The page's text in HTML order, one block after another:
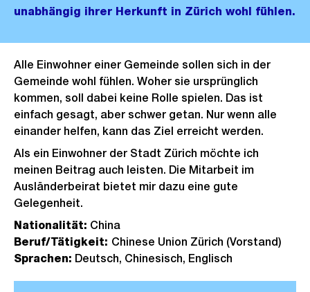
unabhängig ihrer Herkunft in Zürich wohl fühlen.
Alle Einwohner einer Gemeinde sollen sich in der
Gemeinde wohl fühlen. Woher sie ursprünglich
kommen, soll dabei keine Rolle spielen. Das ist
einfach gesagt, aber schwer getan. Nur wenn alle
einander helfen, kann das Ziel erreicht werden.
Als ein Einwohner der Stadt Zürich möchte ich
meinen Beitrag auch leisten. Die Mitarbeit im
Ausländerbeirat bietet mir dazu eine gute
Gelegenheit.
Nationalität: China
Beruf/Tätigkeit: Chinese Union Zürich (Vorstand)
Sprachen: Deutsch, Chinesisch, Englisch